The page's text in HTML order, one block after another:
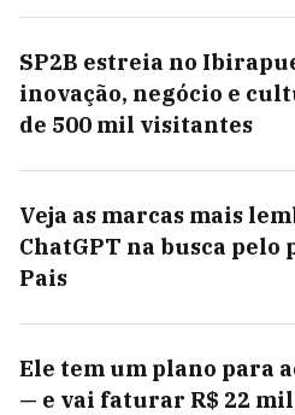
SP2B estreia no
inovação, negócio e
de 500 mil visitantes
Veja as marcas mais
ChatGPT na busca pelo
Pais
Ele tem um plano para
— e vai faturar R$ 22